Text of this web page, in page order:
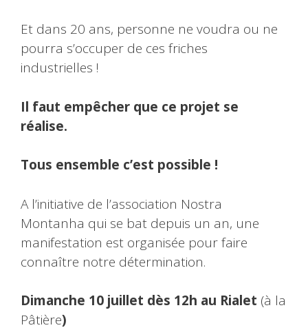
Et dans 20 ans, personne ne voudra ou ne
pourra s’occuper de ces friches
industrielles !
Il faut empêcher que ce projet se
réalise.
Tous ensemble c’est possible !
A l’initiative de l’association Nostra
Montanha qui se bat depuis un an, une
manifestation est organisée pour faire
connaître notre détermination.
Dimanche 10 juillet dès 12h au Rialet (à la
Pâtière)